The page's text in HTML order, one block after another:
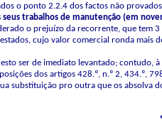
o ponto 2.2.4 dos factos não
seus trabalhos de manutenção (em
o prejuízo da recorrente, que tem
cujo valor comercial ronda
ser de imediato levantado; contudo,
dos artigos 428.º, n.º 2, 434.º,
substituição pro outra que os absolva
*